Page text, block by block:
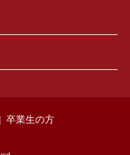
卒業生の方